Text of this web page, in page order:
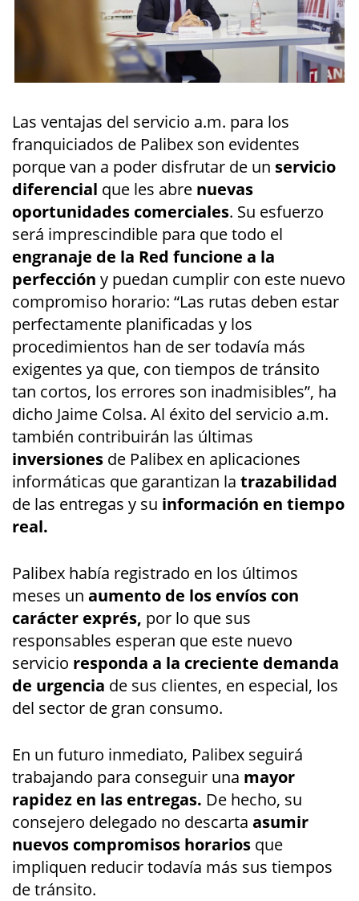
Las ventajas del servicio a.m. para los
franquiciados de Palibex son evidentes
porque van a poder disfrutar de un servicio
diferencial que les abre nuevas
oportunidades comerciales. Su esfuerzo
será imprescindible para que todo el
engranaje de la Red funcione a la
perfección y puedan cumplir con este nuevo
compromiso horario: “Las rutas deben estar
perfectamente planificadas y los
procedimientos han de ser todavía más
exigentes ya que, con tiempos de tránsito
tan cortos, los errores son inadmisibles”, ha
dicho Jaime Colsa. Al éxito del servicio a.m.
también contribuirán las últimas
inversiones de Palibex en aplicaciones
informáticas que garantizan la trazabilidad
de las entregas y su información en tiempo
real.
Palibex había registrado en los últimos
meses un aumento de los envíos con
carácter exprés, por lo que sus
responsables esperan que este nuevo
servicio responda a la creciente demanda
de urgencia de sus clientes, en especial, los
del sector de gran consumo.
En un futuro inmediato, Palibex seguirá
trabajando para conseguir una mayor
rapidez en las entregas. De hecho, su
consejero delegado no descarta asumir
nuevos compromisos horarios que
impliquen reducir todavía más sus tiempos
de tránsito.